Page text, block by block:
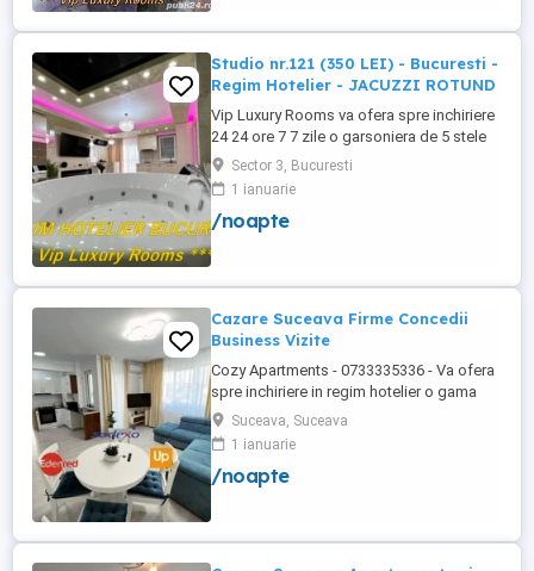
PRIVAT in complex ...
Studio nr.121 (350 LEI) - Bucuresti -
Regim Hotelier - JACUZZI ROTUND
Vip Luxury Rooms va ofera spre inchiriere
24 24 ore 7 7 zile o garsoniera de 5 stele
Luxoase cu un desing unic si deosebit in
Sector 3 Bucuresti . Garsoniera se alfa in
Complex Rezidential Nou . Acces Bariera
Monitorizare Video in Complex ( de la
Sector 3, Bucuresti
1 ianuarie
/noapte
Cazare Suceava Firme Concedii
Business Vizite
Cozy Apartments - 0733335336 - Va ofera
spre inchiriere in regim hotelier o gama
variata de apartamente si garsoniere
situate in puncte cheie ale orasului
Suceava: Bulevardul George Enescu.
Kaufland George Enescu In centrul
...
Suceava, Suceava
1 ianuarie
/noapte